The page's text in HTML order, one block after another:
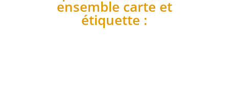
ensemble carte et
étiquette :